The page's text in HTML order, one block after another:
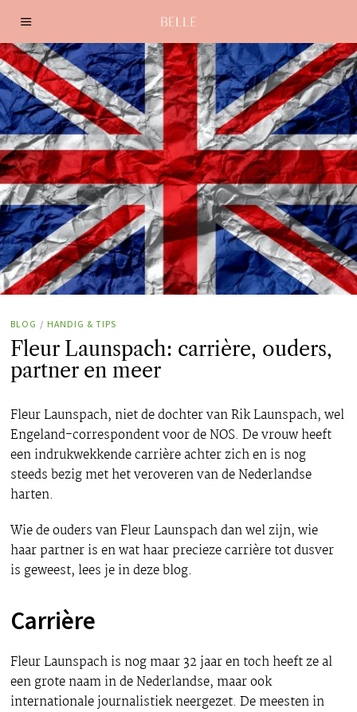
BLOG / HANDIG & TIPS
Fleur Launspach: carrière, ouders,
partner en meer
Fleur Launspach, niet de dochter van Rik Launspach, wel
Engeland-correspondent voor de NOS. De vrouw heeft
een indrukwekkende carrière achter zich en is nog
steeds bezig met het veroveren van de Nederlandse
harten.
Wie de ouders van Fleur Launspach dan wel zijn, wie
haar partner is en wat haar precieze carrière tot dusver
is geweest, lees je in deze blog.
Carrière
Fleur Launspach is nog maar 32 jaar en toch heeft ze al
een grote naam in de Nederlandse, maar ook
internationale journalistiek neergezet. De meesten in